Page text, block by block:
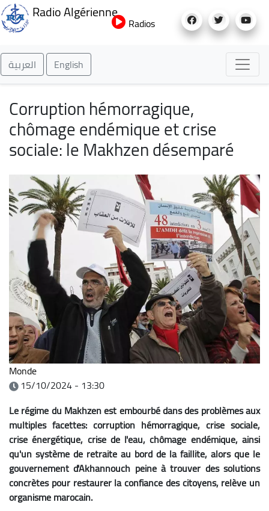
au
Radio Algérienne
Radios
العربية English
Corruption hémorragique,
chômage endémique et crise
sociale: le Makhzen désemparé
Monde
15/10/2024 - 13:30
Le régime du Makhzen est embourbé dans des problèmes aux
multiples facettes: corruption hémorragique, crise sociale,
crise énergétique, crise de l'eau, chômage endémique, ainsi
qu'un système de retraite au bord de la faillite, alors que le
gouvernement d'Akhannouch peine à trouver des solutions
concrètes pour restaurer la confiance des citoyens, relève un
organisme marocain.